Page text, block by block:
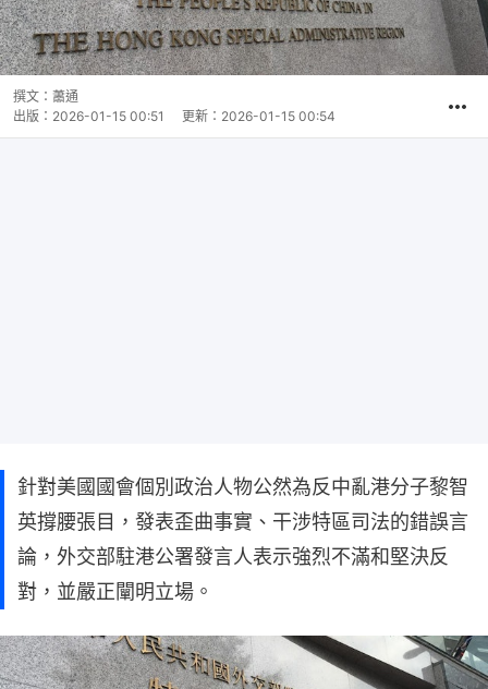
撰文： 蕭通
出版： 2026-01-15 00:51 更新： 2026-01-15 00:54
針對美國國會個別政治人物公然為反中亂港分子黎智
英撐腰張目，發表歪曲事實、干涉特區司法的錯誤言
論，外交部駐港公署發言人表示強烈不滿和堅決反
對，並嚴正闡明立場。